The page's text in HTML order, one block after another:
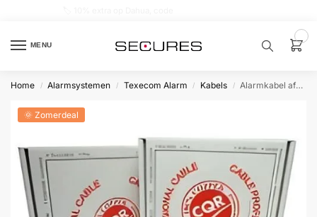
MENU
product…
Home / Alarmsystemen / Texecom Alarm / Kabels / Alarmkabel afgeschermd 4×0.5 Doos 200 mtr
🌞 Zomerdeal